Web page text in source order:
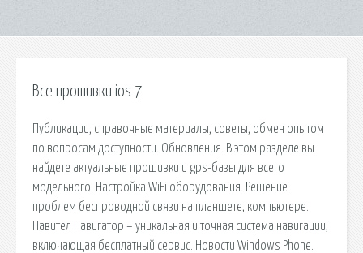
Все прошивки ios 7
Публикации, справочные материалы, советы, обмен опытом
по вопросам доступности. Обновления. В этом разделе вы
найдете актуальные прошивки и gps-базы для всего
модельного. Настройка WiFi оборудования. Решение
проблем беспроводной связи на планшете, компьютере.
Навител Навигатор – уникальная и точная система навигации,
включающая бесплатный сервис. Новости Windows Phone.